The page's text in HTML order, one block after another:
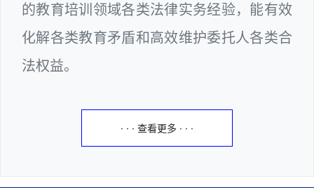
的教育培训领域各类法律实务经验，能有效
化解各类教育矛盾和高效维护委托人各类合
法权益。
· · · 查看更多 · · ·